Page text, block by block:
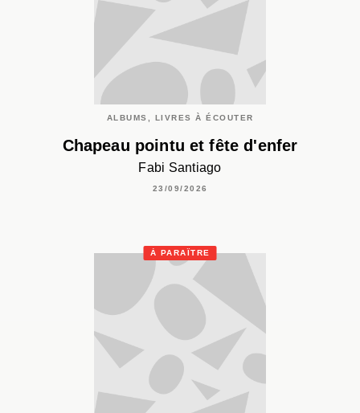
ALBUMS, LIVRES À ÉCOUTER
Chapeau pointu et fête d'enfer
Fabi Santiago
23/09/2026
À PARAÎTRE